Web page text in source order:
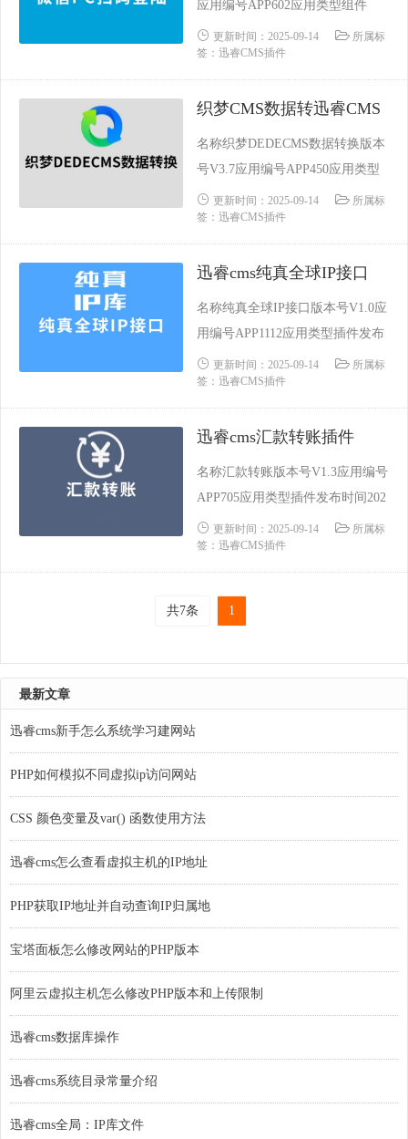
应用编号APP602应用类型组件
（免安装）发布时间2020-06-17 2
2:29:23更新时间2023-10-29 05:30:
11支持内核CodeIgnITer Laravel Th
inkPHP功能类别社交 会员 微信依
更新时间：2025-09-14
所属标
签：迅睿CMS插件
织梦CMS数据转迅睿CMS
名称织梦DEDECMS数据转换版本
号V3.7应用编号APP450应用类型
插件发布时间2019-07-23 08:37:46
更新时间2023-09-23 02:01:08支持
内核CodeIgnITer功能类别数据转
换依赖场景内容建站系统说明源码
更新时间：2025-09-14
所属标
签：迅睿CMS插件
迅睿cms纯真全球IP接口
名称纯真全球IP接口版本号V1.0应
用编号APP1112应用类型插件发布
时间2022-10-10 23:38:33更新时间2
023-09-21 06:59:59支持内核CodeIg
nITer Laravel ThinkPHP功能类别
工具依赖场景不依赖于任何插件源
更新时间：2025-09-14
所属标
签：迅睿CMS插件
迅睿cms汇款转账插件
名称汇款转账版本号V1.3应用编号
APP705应用类型插件发布时间202
1-03-18 09:24:45更新时间2023-09-
11 11:12:24支持内核CodeIgnITer L
aravel ThinkPHP功能类别支付依赖
场景支付系统源码加密未加密技术
保障迅睿官方技术要求需要掌握P
更新时间：2025-09-14
所属标
签：迅睿CMS插件
共7条 1
最新文章
迅睿cms新手怎么系统学习建网站
PHP如何模拟不同虚拟ip访问网站
CSS 颜色变量及var() 函数使用方法
迅睿cms怎么查看虚拟主机的IP地址
PHP获取IP地址并自动查询IP归属地
宝塔面板怎么修改网站的PHP版本
阿里云虚拟主机怎么修改PHP版本和上传限制
迅睿cms数据库操作
迅睿cms系统目录常量介绍
迅睿cms全局：IP库文件